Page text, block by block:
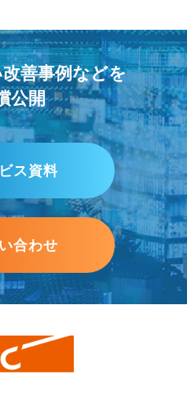
善事例などを
公開
ス資料
合わせ